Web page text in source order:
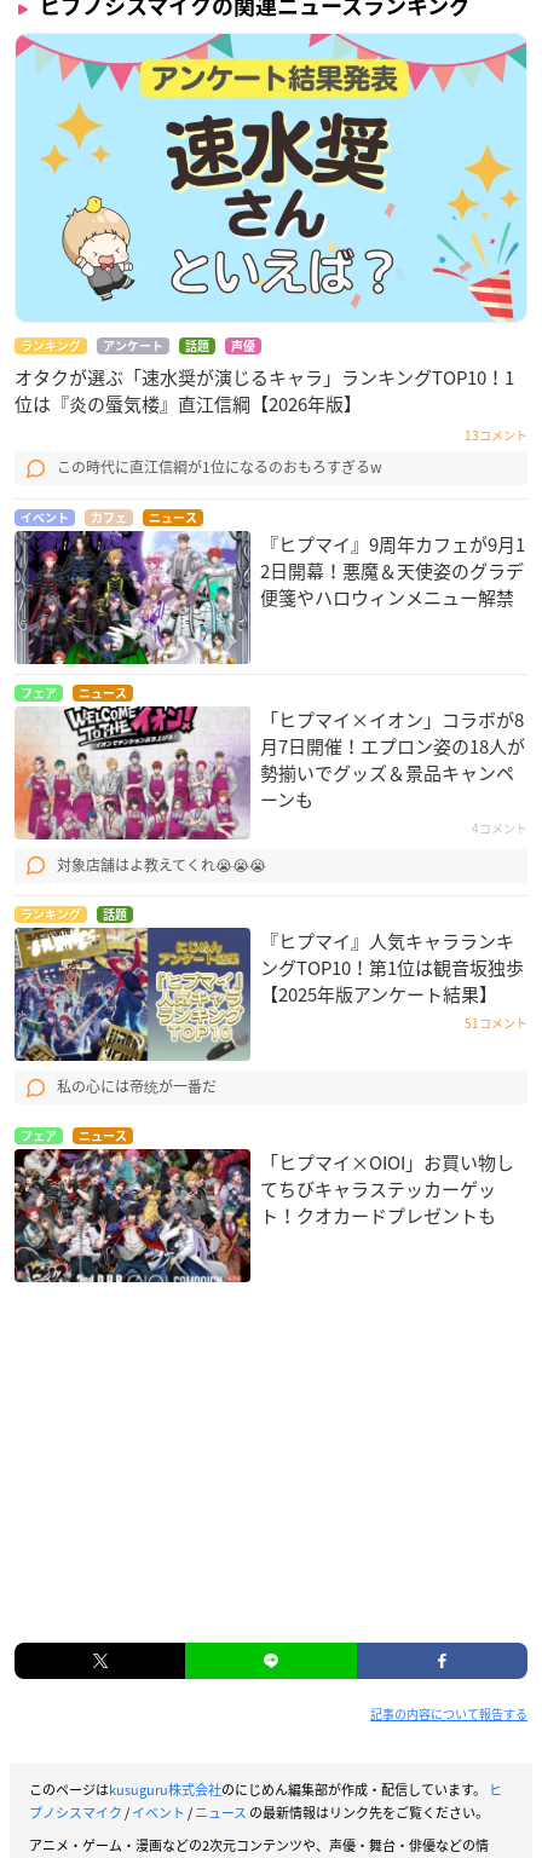
ヒプノシスマイクの関連ニュースランキング
ランキング アンケート 話題 声優
オタクが選ぶ「速水奨が演じるキャラ」ランキングTOP10！1
位は『炎の蜃気楼』直江信綱【2026年版】
13コメント
この時代に直江信綱が1位になるのおもろすぎるw
イベント カフェ ニュース
『ヒプマイ』9周年カフェが9月1
2日開幕！悪魔＆天使姿のグラデ
便箋やハロウィンメニュー解禁
フェア ニュース
「ヒプマイ×イオン」コラボが8
月7日開催！エプロン姿の18人が
勢揃いでグッズ＆景品キャンペ
ーンも
4コメント
対象店舗はよ教えてくれ😭😭😭
ランキング 話題
『ヒプマイ』人気キャラランキ
ングTOP10！第1位は観音坂独歩
【2025年版アンケート結果】
51コメント
私の心には帝统が一番だ
フェア ニュース
「ヒプマイ×OIOI」お買い物し
てちびキャラステッカーゲッ
ト！クオカードプレゼントも
記事の内容について報告する
このページはkusuguru株式会社のにじめん編集部が作成・配信しています。
ヒ
プノシスマイク/イベント /ニュース の最新情報はリンク先をご覧ください。
アニメ・ゲーム・漫画などの2次元コンテンツや、声優・舞台・俳優などの情